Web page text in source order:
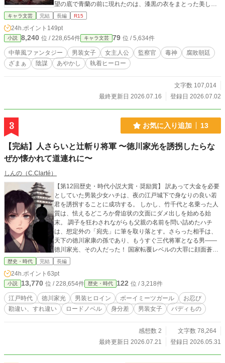
望の底で青蘭の前に現れたのは、漆黒の衣をまとった美しき
毒神・烏露。 「裁けぬなら、殺せばよい」 囁かれるたび、悪
死人は口を開かない。 殺せば殺すほど、真実への道は断ち切
られ、無実の者が身代わりにされていく。 だから青蘭は決め
た。 毒ではなく、法で裁く。 復讐ではなく、証拠で玉座を引
きずり下ろす。 女の声が証拠にならない国で、死んだ兄の名
を背負った監察官が、腐敗した朝廷と皇帝の罪を暴いていく
キャラ文芸 完結 長編 R15
24h.ポイント 149pt
小説 8,240 位 / 228,654件 キャラ文芸 79 位 / 5,634件
中華風ファンタジー 男装女子 女主人公 監察官 毒神
腐敗朝廷
ざまぁ
陰謀 あやかし 執着ヒーロー
文字数 107,014
最終更新日 2026.07.16
登録日 2026.07.02
3 お気に入り追加 13
【完結】人さらいと辻斬り将軍 〜徳川家光を誘拐したらな
ぜか懐かれて道連れに〜
しんの（C.Clarté）
【第12回歴史・時代小説大賞・奨励賞】 訳あって大金を必要
としていた男装少女ハチは、夜の江戸城下で身なりの良い若
君を誘拐することに成功する。 しかし、竹千代と名乗った人
質は、怯えるどころか脅迫状の文面にダメ出しを始める始
末。 調子を狂わされながらも父親の名前を問い詰めたハチ
は、想定外の「宛先」に筆を取り落とす。さらった相手は、
天下の徳川家康の孫であり、もうすぐ三代将軍となる男――
徳川家光、その人だった！ 国家転覆レベルの大罪に顔面蒼白
になるハチ。だが、当の竹千代は「上洛軍は行ってしまった
ついてきてしまい……！？ ----------------------------------------- 置
いてきぼり「若き将軍」× 訳ありの「男装少女」 互いの正体
に気づきながらも、すれ違う二人の化かし合い道中記！ ◆主
な登場人物◆ 【男装女子】じっちゃんの手紙と短筒を胸に、
旅する男装のハチ。 【辻斬り将軍】ハチの前では子犬系、敵
を剥きながら二人を密かに守る忠臣・稲葉正勝。 将軍宣下を
控えた竹千代は、東海道をゆく上洛軍に追いつくのか？！ 江
歴史・時代 完結 長編
24h.ポイント 63pt
小説 13,770 位 / 228,654件 歴史・時代 122 位 / 3,218件
江戸時代 徳川家光 男装ヒロイン ボーイミーツガール
お忍び
勘違い、すれ違い
ロードノベル 身分差 男装女子 バディもの
感想数 2
文字数 78,264
最終更新日 2026.07.21
登録日 2026.05.31